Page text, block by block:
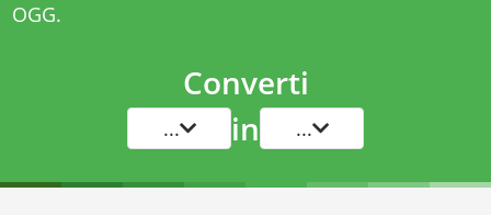
OGG.
Converti
... in ...